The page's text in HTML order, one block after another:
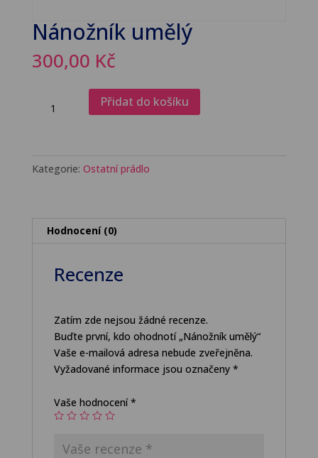
Nánožník umělý
300,00 Kč
umělý
Přidat do košíku
Kategorie: Ostatní prádlo
Hodnocení (0)
Recenze
Zatím zde nejsou žádné recenze.
Buďte první, kdo ohodnotí „Nánožník umělý“
Vaše e-mailová adresa nebude zveřejněna.
Vyžadované informace jsou označeny *
Vaše hodnocení*